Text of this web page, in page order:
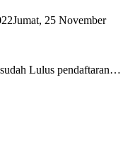
Jumat, 25 November
Lulus pendaftaran…